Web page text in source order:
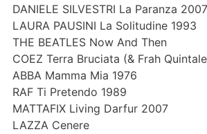
DANIELE SILVESTRI La Paranza 2007
LAURA PAUSINI La Solitudine 1993
THE BEATLES Now And Then
COEZ Terra Bruciata (& Frah
ABBA Mamma Mia 1976
RAF Ti Pretendo 1989
MATTAFIX Living Darfur 2007
LAZZA Cenere